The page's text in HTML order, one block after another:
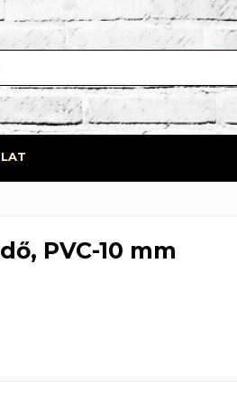
PVC-10 mm